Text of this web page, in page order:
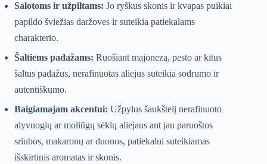
Salotoms ir užpiltams: Jo ryškus skonis ir kvapas puikiai
papildo šviežias daržoves ir suteikia patiekalams
charakterio.
Šaltiems padažams: Ruošiant majonezą, pesto ar kitus
šaltus padažus, nerafinuotas aliejus suteikia sodrumo ir
autentiškumo.
Baigiamajam akcentui: Užpylus šaukštelį nerafinuoto
alyvuogių ar moliūgų sėklų aliejaus ant jau paruoštos
sriubos, makaronų ar duonos, patiekalui suteikiamas
išskirtinis aromatas ir skonis.